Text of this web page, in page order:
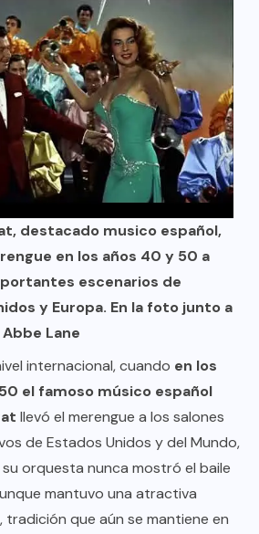
destacado musico español,
en los años 40 y 50 a
escenarios de
y Europa. En la foto junto a
Lane
internacional, cuando en los
el famoso músico español
llevó el merengue a los salones
de Estados Unidos y del Mundo,
orquesta nunca mostró el baile
mantuvo una atractiva
tradición que aún se mantiene en